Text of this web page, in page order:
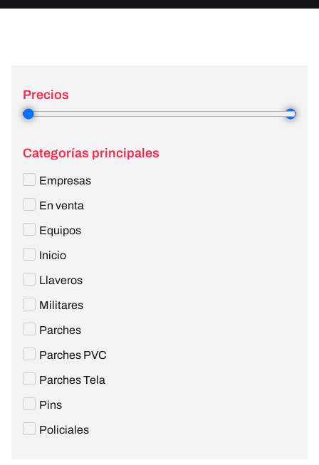
Precios
Categorías principales
Empresas
En venta
Equipos
Inicio
Llaveros
Militares
Parches
Parches PVC
Parches Tela
Pins
Policiales